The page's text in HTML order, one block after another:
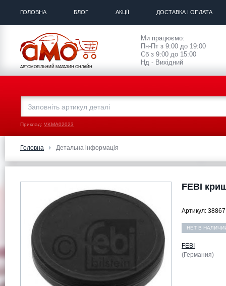
ГОЛОВНА БЛОГ АКЦІЇ ДОСТАВКА І ОПЛАТА
АВТОМОБІЛЬНИЙ МАГАЗИН ОНЛАЙН
Ми працюємо:
Пн-Пт з 9:00 до 19:00
Сб з 9:00 до 15:00
Нд - Вихідний
Приклад: VKMA02023
Головна Детальна інформація
FEBI
Артикул: 38867
НЕТ В
FEBI
(Германия)